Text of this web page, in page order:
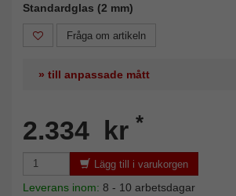
Standardglas (2 mm)
Fråga om artikeln
» till anpassade mått
2.334 kr *
Lägg till i varukorgen
Leverans inom: 8 - 10 arbetsdagar